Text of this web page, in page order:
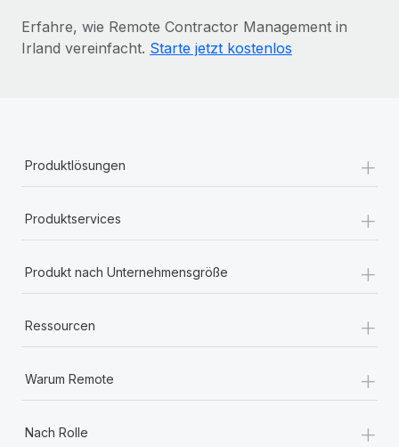
Erfahre, wie Remote Contractor Management in
Irland vereinfacht. Starte jetzt kostenlos
Produktlösungen +
Produktservices +
Produkt nach Unternehmensgröße +
Ressourcen +
Warum Remote +
Nach Rolle +